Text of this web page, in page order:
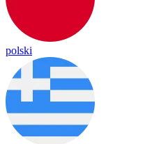
polski